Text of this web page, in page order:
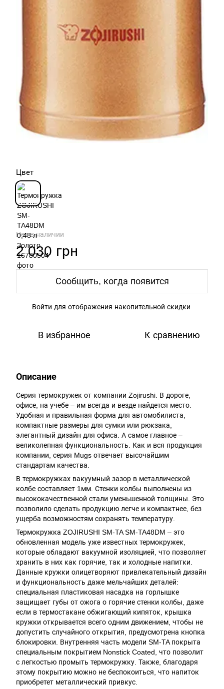
Цвет
Нет в наличии
2 030 грн
Сообщить, когда появится
Войти для отображения накопительной скидки
В избранное К сравнению
Описание
Серия термокружек от компании Zojirushi. В дороге,
офисе, на учебе – им всегда и везде найдется место.
Удобная и правильная форма для автомобилиста,
компактные размеры для сумки или рюкзака,
элегантный дизайн для офиса. А самое главное –
великолепная функциональность. Как и вся продукция
компании, серия Mugs отвечает высочайшим
стандартам качества.
В термокружках вакуумный зазор в металлической
колбе составляет 1мм. Стенки колбы выполнены из
высококачественной стали уменьшенной толщины. Это
позволило сделать продукцию легче и компактнее, без
ущерба возможностям сохранять температуру.
Термокружка ZOJIRUSHI SM-TA SM-TA48DM – это
обновленная модель уже известных термокружек,
которые обладают вакуумной изоляцией, что позволяет
хранить в них как горячие, так и холодные напитки.
Данные кружки олицетворяют привлекательный дизайн
и функциональность даже мельчайших деталей:
специальная пластиковая насадка на горлышке
защищает губы от ожога о горячие стенки колбы, даже
если в термостакане обжигающий кипяток, крышка
кружки открывается всего одним движением, чтобы не
допустить случайного открытия, предусмотрена кнопка
блокировки. Внутренняя часть модели SM-TA покрыта
специальным покрытием Nonstick Coated, что позволит
с легкостью промыть термокружку. Также, благодаря
этому покрытию можно не беспокоиться, что напиток
приобретет металлический привкус.